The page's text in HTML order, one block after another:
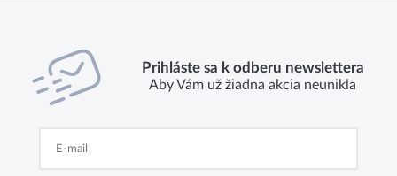
Prihláste sa k odberu newslettera
Aby Vám už žiadna akcia neunikla